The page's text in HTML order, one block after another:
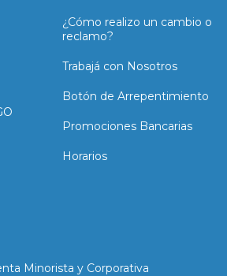
¿Cómo realizo un cambio o
reclamo?
Trabajá con Nosotros
Botón de Arrepentimiento
Promociones Bancarias
Horarios
Minorista y Corporativa